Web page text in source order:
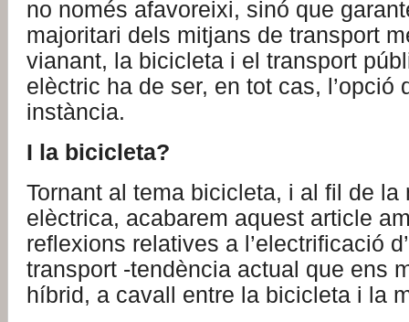
no només afavoreixi, sinó que
majoritari dels mitjans de transport
vianant, la bicicleta i el transport
elèctric ha de ser, en tot cas, l’opció
instància.
I la bicicleta?
Tornant al tema bicicleta, i al fil de la
elèctrica, acabarem aquest article
reflexions relatives a l’electrificació
transport -tendència actual que ens
híbrid, a cavall entre la bicicleta i la